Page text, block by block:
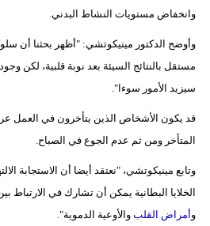
وانخفاض مستويات النشاط البدني.
وأوضح الدكتور مينيكوتشي: "أظهر بحثنا أن
مستقل بالنتائج السيئة بعد نوبة قلبية، لكن
سيزيد الأمور سوءا".
قد يكون الأشخاص الذين يتأخرون في العمل
المتأخر ومن ثم عدم الجوع في الصباح.
وتابع مينيكوتشي، "نعتقد أيضا أن الاستجابة
الخلايا البطانية يمكن أن تشارك في الارتباط
وأمراض القلبوالأوعية الدموية".